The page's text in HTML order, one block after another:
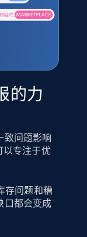
的力
致问题影响
以专注于优
存问题和糟
口都会变成